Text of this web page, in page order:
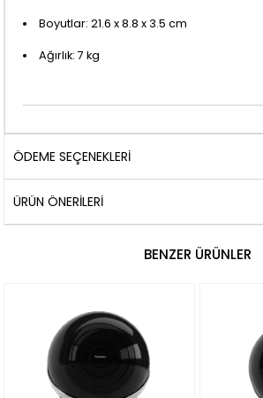
Boyutlar: 21.6 x 8.8 x 3.5 cm
Ağırlık: 7 kg
ÖDEME SEÇENEKLERI
ÜRÜN ÖNERILERI
BENZER ÜRÜNLER